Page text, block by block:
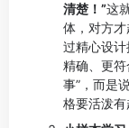
清楚！”这
体，对方
过精心设
精确、更
事”，而是
格要活泼有